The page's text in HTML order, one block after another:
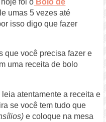
umas 5 vezes até
isso digo que fazer
que você precisa fazer e
uma receita de bolo
leia atentamente a receita e
se você tem tudo que
e coloque na mesa